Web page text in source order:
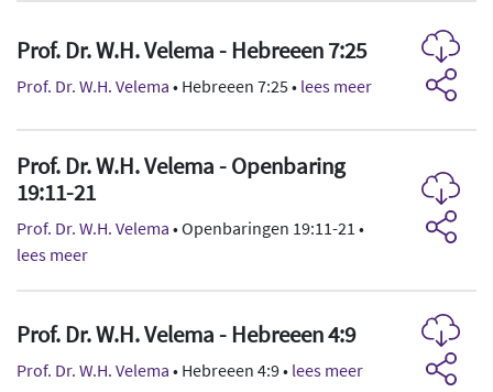
Prof. Dr. W.H. Velema - Hebreeen 7:25
Prof. Dr. W.H. Velema • Hebreeen 7:25 • lees meer
Prof. Dr. W.H. Velema - Openbaring
19:11-21
Prof. Dr. W.H. Velema • Openbaringen 19:11-21 •
lees meer
Prof. Dr. W.H. Velema - Hebreeen 4:9
Prof. Dr. W.H. Velema • Hebreeen 4:9 • lees meer